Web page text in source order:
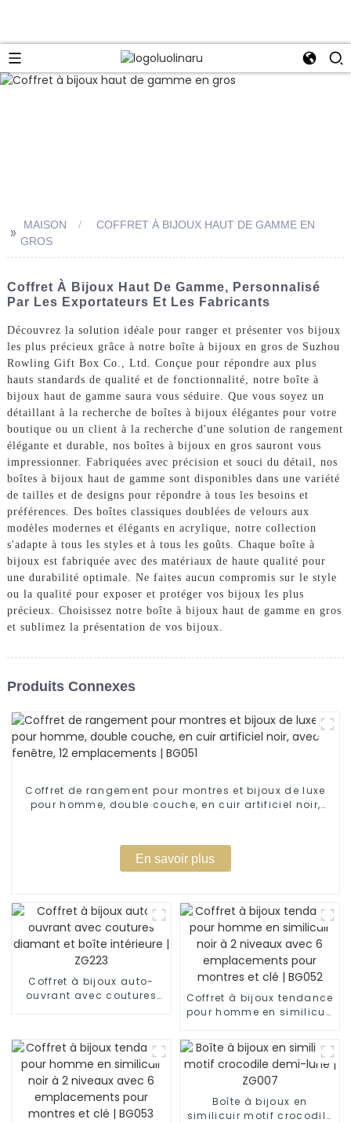
>> MAISON
COFFRET À BIJOUX HAUT DE GAMME EN
GROS
Coffret À Bijoux Haut De Gamme, Personnalisé
Par Les Exportateurs Et Les Fabricants
Découvrez la solution idéale pour ranger et présenter vos bijoux
les plus précieux grâce à notre boîte à bijoux en gros de Suzhou
Rowling Gift Box Co., Ltd. Conçue pour répondre aux plus
hauts standards de qualité et de fonctionnalité, notre boîte à
bijoux haut de gamme saura vous séduire. Que vous soyez un
détaillant à la recherche de boîtes à bijoux élégantes pour votre
boutique ou un client à la recherche d'une solution de rangement
élégante et durable, nos boîtes à bijoux en gros sauront vous
impressionner. Fabriquées avec précision et souci du détail, nos
boîtes à bijoux haut de gamme sont disponibles dans une variété
de tailles et de designs pour répondre à tous les besoins et
préférences. Des boîtes classiques doublées de velours aux
modèles modernes et élégants en acrylique, notre collection
s'adapte à tous les styles et à tous les goûts. Chaque boîte à
bijoux est fabriquée avec des matériaux de haute qualité pour
une durabilité optimale. Ne faites aucun compromis sur le style
ou la qualité pour exposer et protéger vos bijoux les plus
précieux. Choisissez notre boîte à bijoux haut de gamme en gros
et sublimez la présentation de vos bijoux.
Produits Connexes
Coffret de rangement pour montres et bijoux de luxe
pour homme, double couche, en cuir artificiel noir,
En savoir plus
Coffret à bijoux auto-
ouvrant avec coutures
Coffret à bijoux tendance
pour homme en similicuir
emplacements pour
montres et clé | BG052
Boîte à bijoux en
similicuir motif crocodile